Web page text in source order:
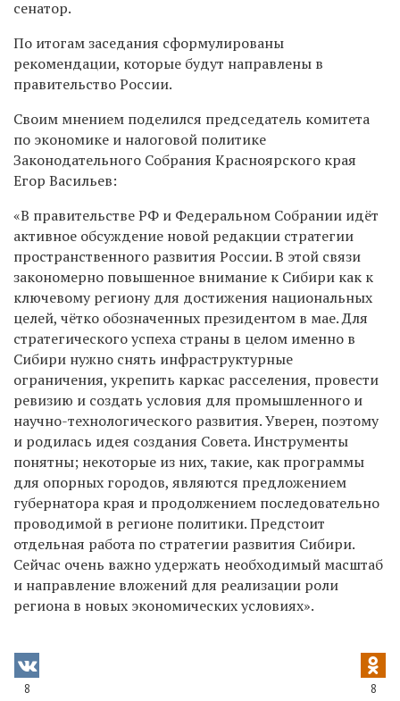
сенатор.
По итогам заседания сформулированы
рекомендации, которые будут направлены в
правительство России.
Своим мнением поделился председатель комитета
по экономике и налоговой политике
Законодательного Собрания Красноярского края
Егор Васильев:
«В правительстве РФ и Федеральном Собрании идёт
активное обсуждение новой редакции стратегии
пространственного развития России. В этой связи
закономерно повышенное внимание к Сибири как к
ключевому региону для достижения национальных
целей, чётко обозначенных президентом в мае. Для
стратегического успеха страны в целом именно в
Сибири нужно снять инфраструктурные
ограничения, укрепить каркас расселения, провести
ревизию и создать условия для промышленного и
научно-технологического развития. Уверен, поэтому
и родилась идея создания Совета. Инструменты
понятны; некоторые из них, такие, как программы
для опорных городов, являются предложением
губернатора края и продолжением последовательно
проводимой в регионе политики. Предстоит
отдельная работа по стратегии развития Сибири.
Сейчас очень важно удержать необходимый масштаб
и направление вложений для реализации роли
региона в новых экономических условиях».
8 8